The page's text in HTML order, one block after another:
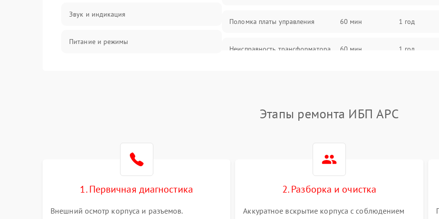
Звук и индикация
Питание и режимы
Поломка платы управления 60 мин 1 год
Неисправность трансформатора 60 мин 1 год
Поломка фильтров (EMI/EMC) 60 мин
Этапы ремонта ИБП APC
1. Первичная диагностика
Внешний осмотр корпуса и разъемов.
2. Разборка и очистка
Аккуратное вскрытие корпуса с соблюдением